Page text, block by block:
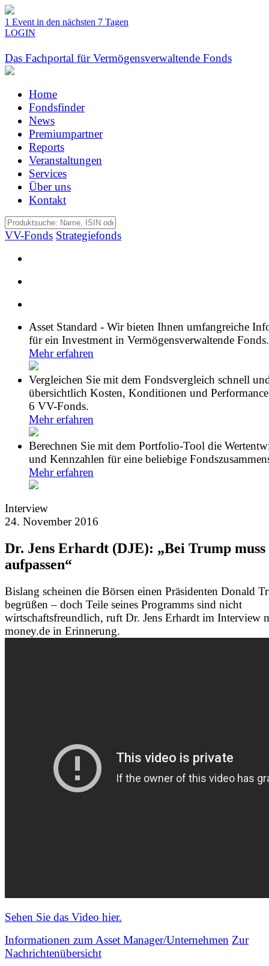
1 Event in den nächsten 7 Tagen
LOGIN
Das Fachportal für Vermögensverwaltende Fonds
Home
Fondsfinder
News
Premiumpartner
Reports
Veranstaltungen
Services
Über uns
Kontakt
VV-Fonds Strategiefonds
Asset Standard - Wir bieten Ihnen umfangreiche
für ein Investment in Vermögensverwaltende Fonds.
Mehr erfahren
Vergleichen Sie mit dem Fondsvergleich schnell
übersichtlich Kosten, Konditionen und
6 VV-Fonds.
Mehr erfahren
Berechnen Sie mit dem Portfolio-Tool die
und Kennzahlen für eine beliebige
Mehr erfahren
Interview
24. November 2016
Dr. Jens Erhardt (DJE): „Bei Trump muss
aufpassen“
Bislang scheinen die Börsen einen Präsidenten Donald
begrüßen – doch Teile seines Programms sind nicht
wirtschaftsfreundlich, ruft Dr. Jens Erhardt im Interview
money.de in Erinnerung.
Sehen Sie das Video hier.
Informationen zum Asset Manager/Unternehmen Zur
Nachrichtenübersicht